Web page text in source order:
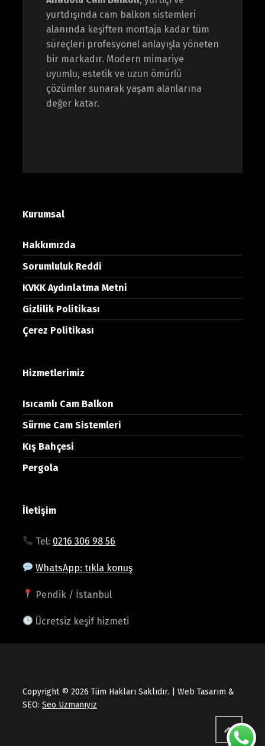
yurtdışında cam balkon sistemleri
alanında keşiften montaja kadar tüm
süreçleri profesyonel anlayışla yöneten
bir markadır. Modern mimariye
uyumlu, estetik ve uzun ömürlü
çözümler sunarak yaşam alanlarına
değer katar.
Kurumsal
Hakkımızda
Sorumluluk Reddi
KVKK Aydınlatma Metni
Gizlilik Politikası
Çerez Politikası
Hizmetlerimiz
Isıcamlı Cam Balkon
Sürme Cam Sistemleri
Kış Bahçesi
Pergola
İletişim
Tel: 0216 306 98 56
WhatsApp: tıkla konuş
Pendik / İstanbul
Ücretsiz keşif hizmeti
Copyright © 2026 Tüm Hakları Saklıdır. | Web Tasarım &
SEO: Seo Uzmanıyız